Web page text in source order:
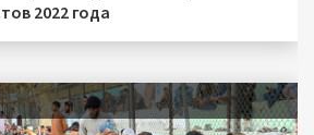
2022 года